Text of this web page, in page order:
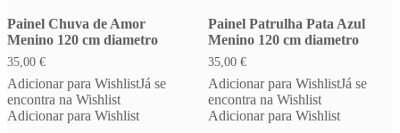
Painel Chuva de Amor
Menino 120 cm diametro
35,00 €
Adicionar para WishlistJá se
encontra na Wishlist
Adicionar para Wishlist
Painel Patrulha Pata Azul
Menino 120 cm diametro
35,00 €
Adicionar para WishlistJá se
encontra na Wishlist
Adicionar para Wishlist